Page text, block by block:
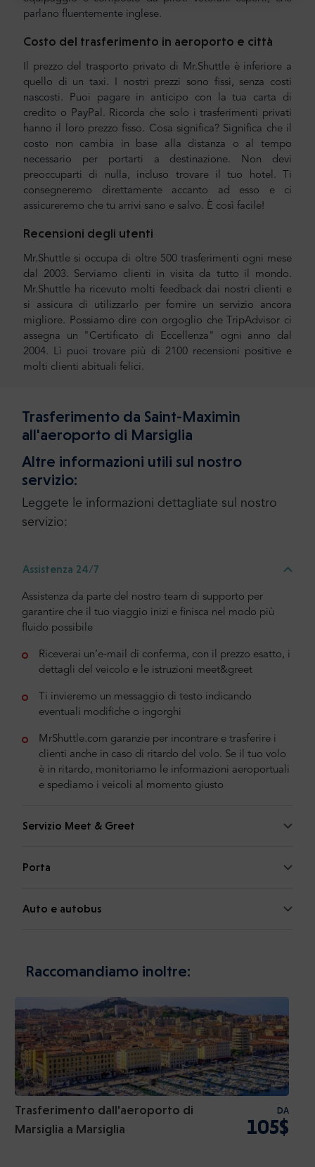
parlano fluentemente inglese.
Costo del trasferimento in aeroporto e città
Il prezzo del trasporto privato di Mr.Shuttle è inferiore a
quello di un taxi. I nostri prezzi sono fissi, senza costi
nascosti. Puoi pagare in anticipo con la tua carta di
credito o PayPal. Ricorda che solo i trasferimenti privati
hanno il loro prezzo fisso. Cosa significa? Significa che il
costo non cambia in base alla distanza o al tempo
necessario per portarti a destinazione. Non devi
preoccuparti di nulla, incluso trovare il tuo hotel. Ti
consegneremo direttamente accanto ad esso e ci
assicureremo che tu arrivi sano e salvo. È così facile!
Recensioni degli utenti
Mr.Shuttle si occupa di oltre 500 trasferimenti ogni mese
dal 2003. Serviamo clienti in visita da tutto il mondo.
Mr.Shuttle ha ricevuto molti feedback dai nostri clienti e
si assicura di utilizzarlo per fornire un servizio ancora
migliore. Possiamo dire con orgoglio che TripAdvisor ci
assegna un "Certificato di Eccellenza" ogni anno dal
2004. Lì puoi trovare più di 2100 recensioni positive e
molti clienti abituali felici.
Trasferimento da Saint-Maximin
all'aeroporto di Marsiglia
Altre informazioni utili sul nostro
servizio:
Leggete le informazioni dettagliate sul nostro
servizio:
Assistenza 24/7
Assistenza da parte del nostro team di supporto per
garantire che il tuo viaggio inizi e finisca nel modo più
fluido possibile
Riceverai un’e-mail di conferma, con il prezzo esatto, i
dettagli del veicolo e le istruzioni meet&greet
Ti invieremo un messaggio di testo indicando
eventuali modifiche o ingorghi
MrShuttle.com garanzie per incontrare e trasferire i
clienti anche in caso di ritardo del volo. Se il tuo volo
è in ritardo, monitoriamo le informazioni aeroportuali
e spediamo i veicoli al momento giusto
Servizio Meet & Greet
Porta
Auto e autobus
Raccomandiamo inoltre:
Trasferimento dall'aeroporto di
Marsiglia a Marsiglia
DA
105$